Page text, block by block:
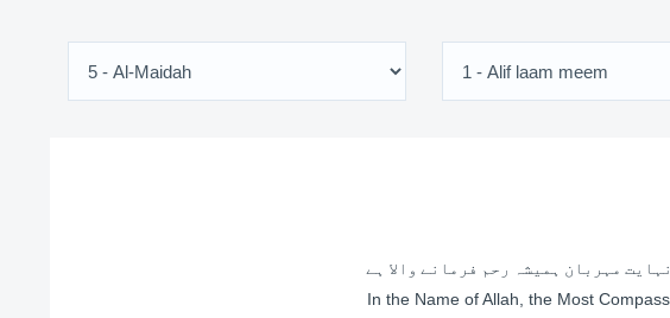
مہربان ہمیشہ رحم فرمانے والا ہے
In the Name of Allah, the Most